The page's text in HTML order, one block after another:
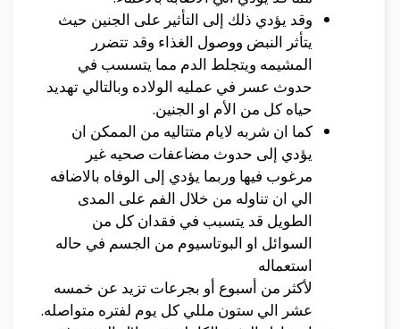
وقد يؤدي ذلك إلى التأثير على الجنين حيث
يتأثر النبض ووصول الغذاء وقد تتضرر
المشيمه ويتجلط الدم مما يتسسب في
حدوث عسر في عمليه الولاده وبالتالي تهديد
حياه كل من الأم او الجنين.
كما ان شربه لايام متتاليه من الممكن ان
يؤدي إلى حدوث مضاعفات صحيه غير
مرغوب فيها وربما يؤدي إلى الوفاه بالاضافه
الي ان تناوله من خلال الفم على المدى
الطويل قد يتسبب في فقدان كل من
السوائل او البوتاسيوم من الجسم في حاله
استعماله
لأكثر من أسبوع أو بجرعات تزيد عن خمسه
عشر الي ستون مللي كل يوم لفتره متواصله.